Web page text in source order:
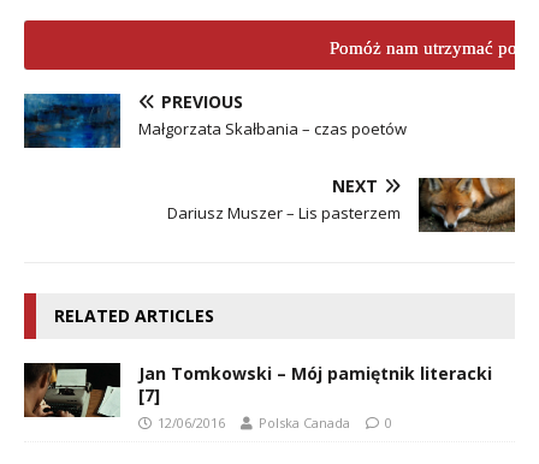
Pomóż nam utrzymać
PREVIOUS
Małgorzata Skałbania – czas poetów
NEXT
Dariusz Muszer – Lis pasterzem
RELATED ARTICLES
Jan Tomkowski – Mój pamiętnik literacki
[7]
12/06/2016 Polska Canada 0